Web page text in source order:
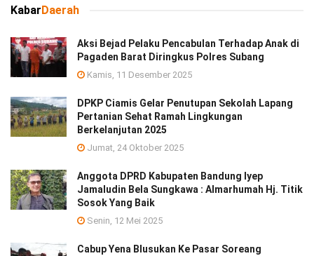
Kabar Daerah
Aksi Bejad Pelaku Pencabulan Terhadap Anak di
Pagaden Barat Diringkus Polres Subang
Kamis, 11 Desember 2025
DPKP Ciamis Gelar Penutupan Sekolah Lapang
Pertanian Sehat Ramah Lingkungan
Berkelanjutan 2025
Jumat, 24 Oktober 2025
Anggota DPRD Kabupaten Bandung Iyep
Jamaludin Bela Sungkawa : Almarhumah Hj. Titik
Sosok Yang Baik
Senin, 12 Mei 2025
Cabup Yena Blusukan Ke Pasar Soreang